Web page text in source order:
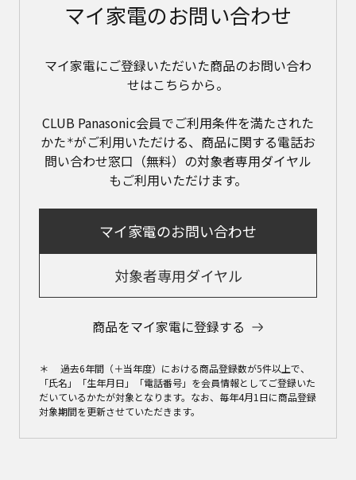
マイ家電のお問い合わせ
マイ家電にご登録いただいた商品のお問い合わ
せはこちらから。
CLUB Panasonic会員でご利用条件を満たされた
かた ＊がご利用いただける、商品に関する電話お
問い合わせ窓口（無料）の対象者専用ダイヤル
もご利用いただけます。
マイ家電のお問い合わせ
対象者専用ダイヤル
商品をマイ家電に登録する​
＊ 過去6年間（＋当年度）における商品登録数が5件以上で、
「氏名」「生年月日」「電話番号」を会員情報としてご登録いた
だいているかたが対象となります。なお、毎年4月1日に商品登録
対象期間を更新させていただきます。